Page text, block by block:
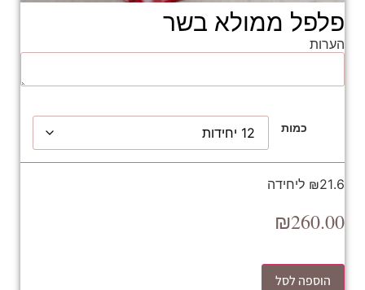
פלפל ממולא בשר
הערות
כמות
₪21.6 ליחידה
₪260.00
הוספה לסל